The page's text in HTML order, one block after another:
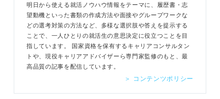
明日から使える就活ノウハウ情報をテーマに、履歴書・志
望動機といった書類の作成方法や面接やグループワークな
どの選考対策の方法など、多様な選択肢や答えを提示する
ことで、一人ひとりの就活生の意思決定に役立つことを目
指しています。 国家資格を保有するキャリアコンサルタン
トや、現役キャリアアドバイザーら専門家監修のもと、最
高品質の記事を配信しています。
＞ コンテンツポリシー